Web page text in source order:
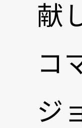
献
コ
ジ